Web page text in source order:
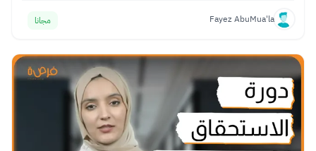
Fayez AbuMua'la مجانا